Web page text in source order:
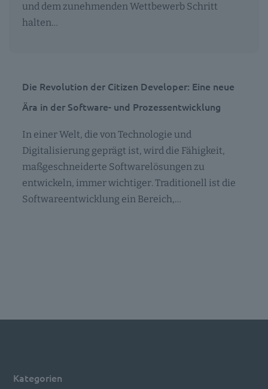
und dem zunehmenden Wettbewerb Schritt
halten…
Die Revolution der Citizen Developer: Eine neue
Ära in der Software- und Prozessentwicklung
In einer Welt, die von Technologie und
Digitalisierung geprägt ist, wird die Fähigkeit,
maßgeschneiderte Softwarelösungen zu
entwickeln, immer wichtiger. Traditionell ist die
Softwareentwicklung ein Bereich,…
Kategorien